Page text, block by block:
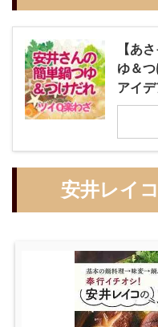
【あ
ゆ＆
アイ
安井レイ